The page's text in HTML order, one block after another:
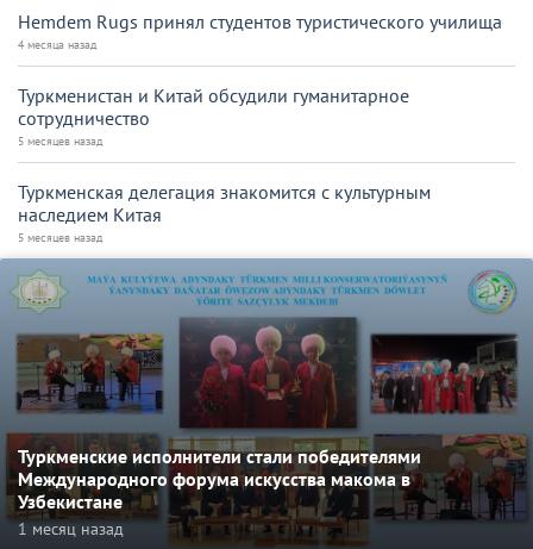
Hemdem Rugs принял студентов туристического училища
4 месяца назад
Туркменистан и Китай обсудили гуманитарное
сотрудничество
5 месяцев назад
Туркменская делегация знакомится с культурным
наследием Китая
5 месяцев назад
Туркменские исполнители стали победителями
Международного форума искусства макома в
Узбекистане
1 месяц назад